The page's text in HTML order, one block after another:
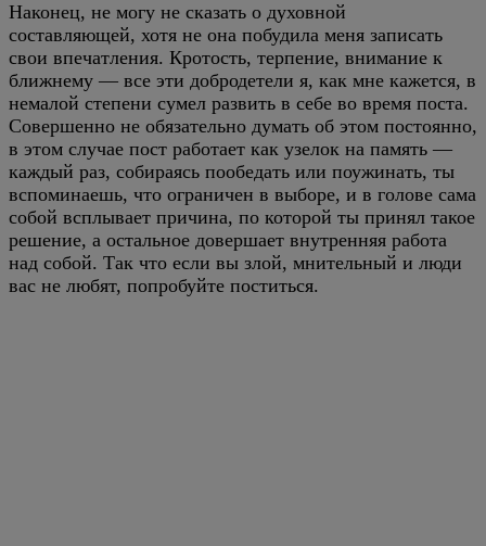
Наконец, не могу не сказать о духовной
составляющей, хотя не она побудила меня записать
свои впечатления. Кротость, терпение, внимание к
ближнему — все эти добродетели я, как мне кажется, в
немалой степени сумел развить в себе во время поста.
Совершенно не обязательно думать об этом постоянно,
в этом случае пост работает как узелок на память —
каждый раз, собираясь пообедать или поужинать, ты
вспоминаешь, что ограничен в выборе, и в голове сама
собой всплывает причина, по которой ты принял такое
решение, а остальное довершает внутренняя работа
над собой. Так что если вы злой, мнительный и люди
вас не любят, попробуйте поститься.